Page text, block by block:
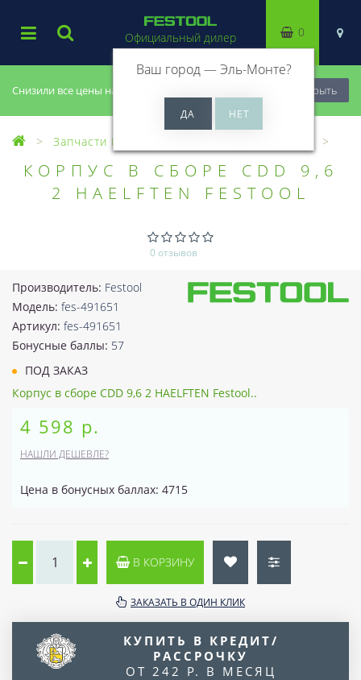
Снизили все цены на 20%, успей купить! Закрыть
Официальный дилер
Ваш город —Эль-Монте?
0
Запчасти Festool
КОРПУС В СБОРЕ CDD 9,6
2 HAELFTEN FESTOOL
0 отзывов
Производитель: Festool
Модель: fes-491651
Артикул: fes-491651
Бонусные баллы: 57
ПОД ЗАКАЗ
Корпус в сборе CDD 9,6 2 HAELFTEN Festool..
4 598 р.
НАШЛИ ДЕШЕВЛЕ?
Цена в бонусных баллах: 4715
В КОРЗИНУ
ЗАКАЗАТЬ В ОДИН КЛИК
КУПИТЬ В КРЕДИТ/
РАССРОЧКУ
ОТ 242 Р. В МЕСЯЦ